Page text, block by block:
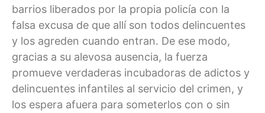
barrios liberados por la propia policía con la
falsa excusa de que allí son todos delincuentes
y los agreden cuando entran. De ese modo,
gracias a su alevosa ausencia, la fuerza
promueve verdaderas incubadoras de adictos y
delincuentes infantiles al servicio del crimen, y
los espera afuera para someterlos con o sin